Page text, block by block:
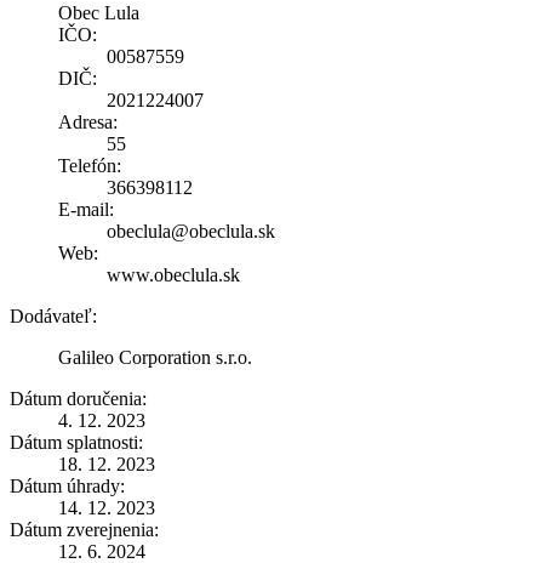
Obec Lula
IČO:
00587559
DIČ:
2021224007
Adresa:
55
Telefón:
366398112
E-mail:
obeclula@obeclula.sk
Web:
www.obeclula.sk
Dodávateľ:
Galileo Corporation s.r.o.
Dátum doručenia:
4. 12. 2023
Dátum splatnosti:
18. 12. 2023
Dátum úhrady:
14. 12. 2023
Dátum zverejnenia:
12. 6. 2024